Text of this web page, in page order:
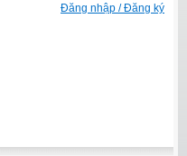
Đăng nhập / Đăng ký